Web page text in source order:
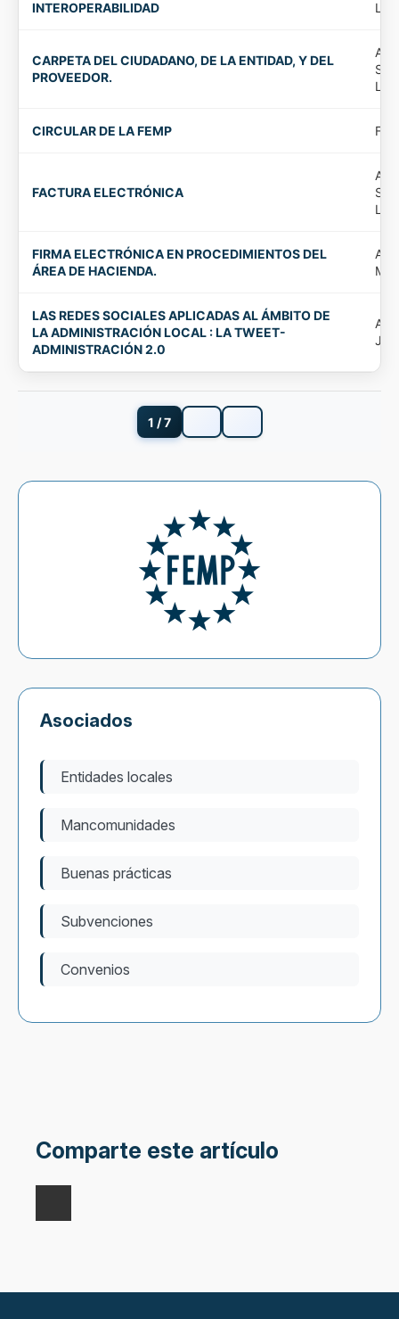
INTEROPERABILIDAD
CARPETA DEL CIUDADANO, DE LA ENTIDAD, Y DEL
PROVEEDOR.
CIRCULAR DE LA FEMP
FACTURA ELECTRÓNICA
FIRMA ELECTRÓNICA EN PROCEDIMIENTOS DEL
ÁREA DE HACIENDA.
LAS REDES SOCIALES APLICADAS AL ÁMBITO DE
LA ADMINISTRACIÓN LOCAL : LA TWEET-
ADMINISTRACIÓN 2.0
Jun
1 / 7
Asociados
Entidades locales
Mancomunidades
Buenas prácticas
Subvenciones
Convenios
Comparte este artículo